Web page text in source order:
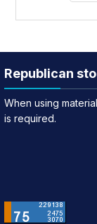
Republican
When using
is required.